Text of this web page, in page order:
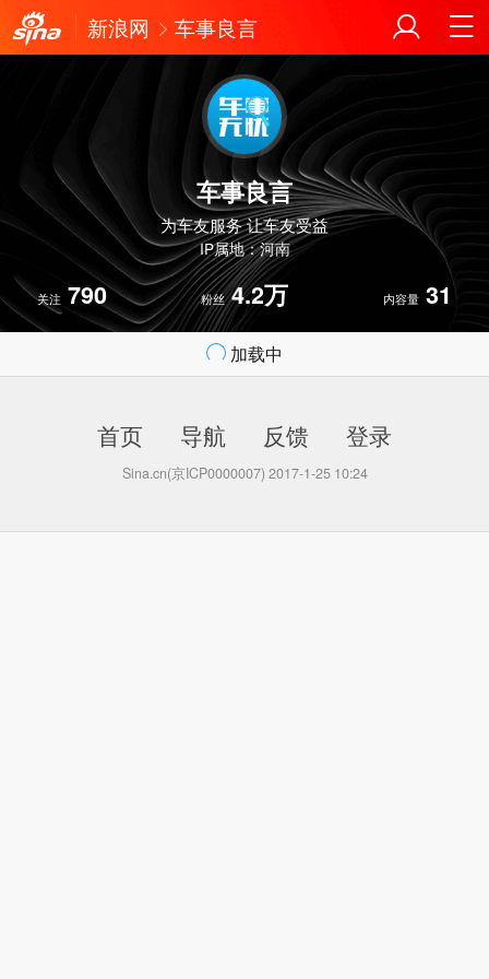
新浪网 车事良言
车事良言
为车友服务 让车友受益
IP属地：河南
关注 790 粉丝 4.2万 内容量 31
加载中
首页 导航 反馈 登录
Sina.cn(京ICP0000007) 2017-1-25 10:24